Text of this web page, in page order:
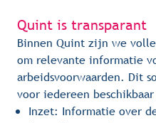
Quint is transparant
Binnen Quint zijn we
om relevante informatie
arbeidsvoorwaarden. Dit
voor iedereen
Inzet: Informatie over